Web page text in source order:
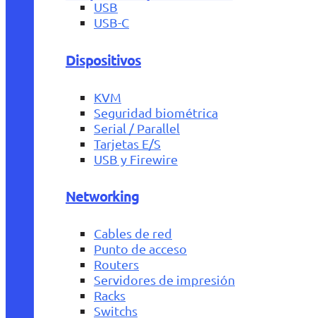
USB
USB-C
Dispositivos
KVM
Seguridad biométrica
Serial / Parallel
Tarjetas E/S
USB y Firewire
Networking
Cables de red
Punto de acceso
Routers
Servidores de impresión
Racks
Switchs